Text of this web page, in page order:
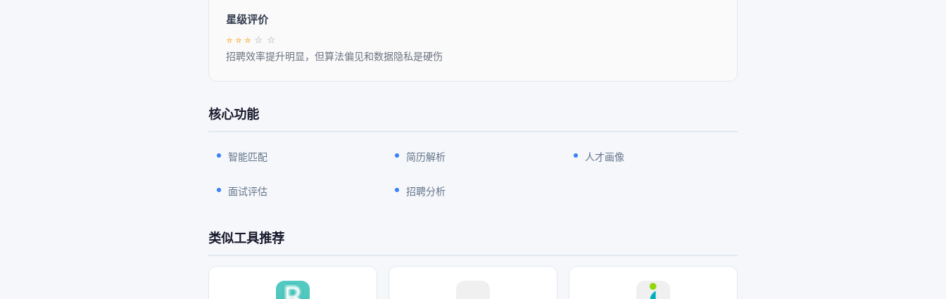
星级评价
⭐ ⭐ ⭐ ☆ ☆
招聘效率提升明显，但算法偏见和数据隐私是硬伤
核心功能
智能匹配 简历解析 人才画像
面试评估 招聘分析
类似工具推荐